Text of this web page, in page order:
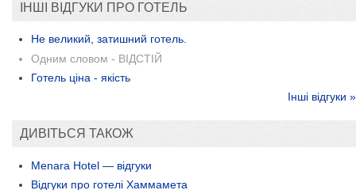
ІНШІ ВІДГУКИ ПРО ГОТЕЛЬ
Не великий, затишний готель.
Одним словом - ВІДСТІЙ
Готель ціна - якість
Інші відгуки »
ДИВІТЬСЯ ТАКОЖ
Menara Hotel — відгуки
Відгуки про готелі Хаммамета